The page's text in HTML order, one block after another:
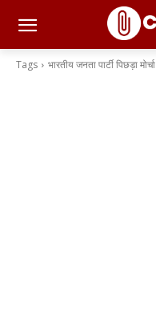
Tags भारतीय जनता पार्टी पिछड़ा मोर्चा